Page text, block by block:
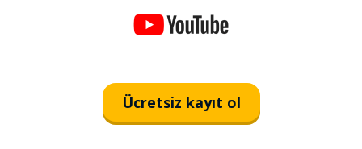
Ücretsiz kayıt ol